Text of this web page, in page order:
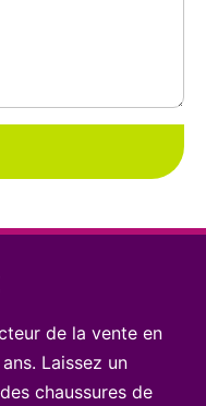
de la vente en
Laissez un
chaussures de